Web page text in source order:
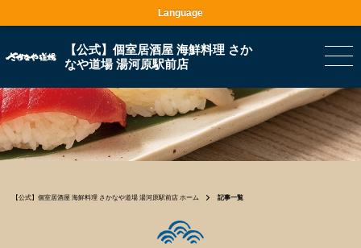
【公式】個室居酒屋 海鮮料理 さか
なや道場 湯河原駅前店
【公式】個室居酒屋 海鮮料理 さかなや道場 湯河原駅前店 ホーム 記事一覧
Language